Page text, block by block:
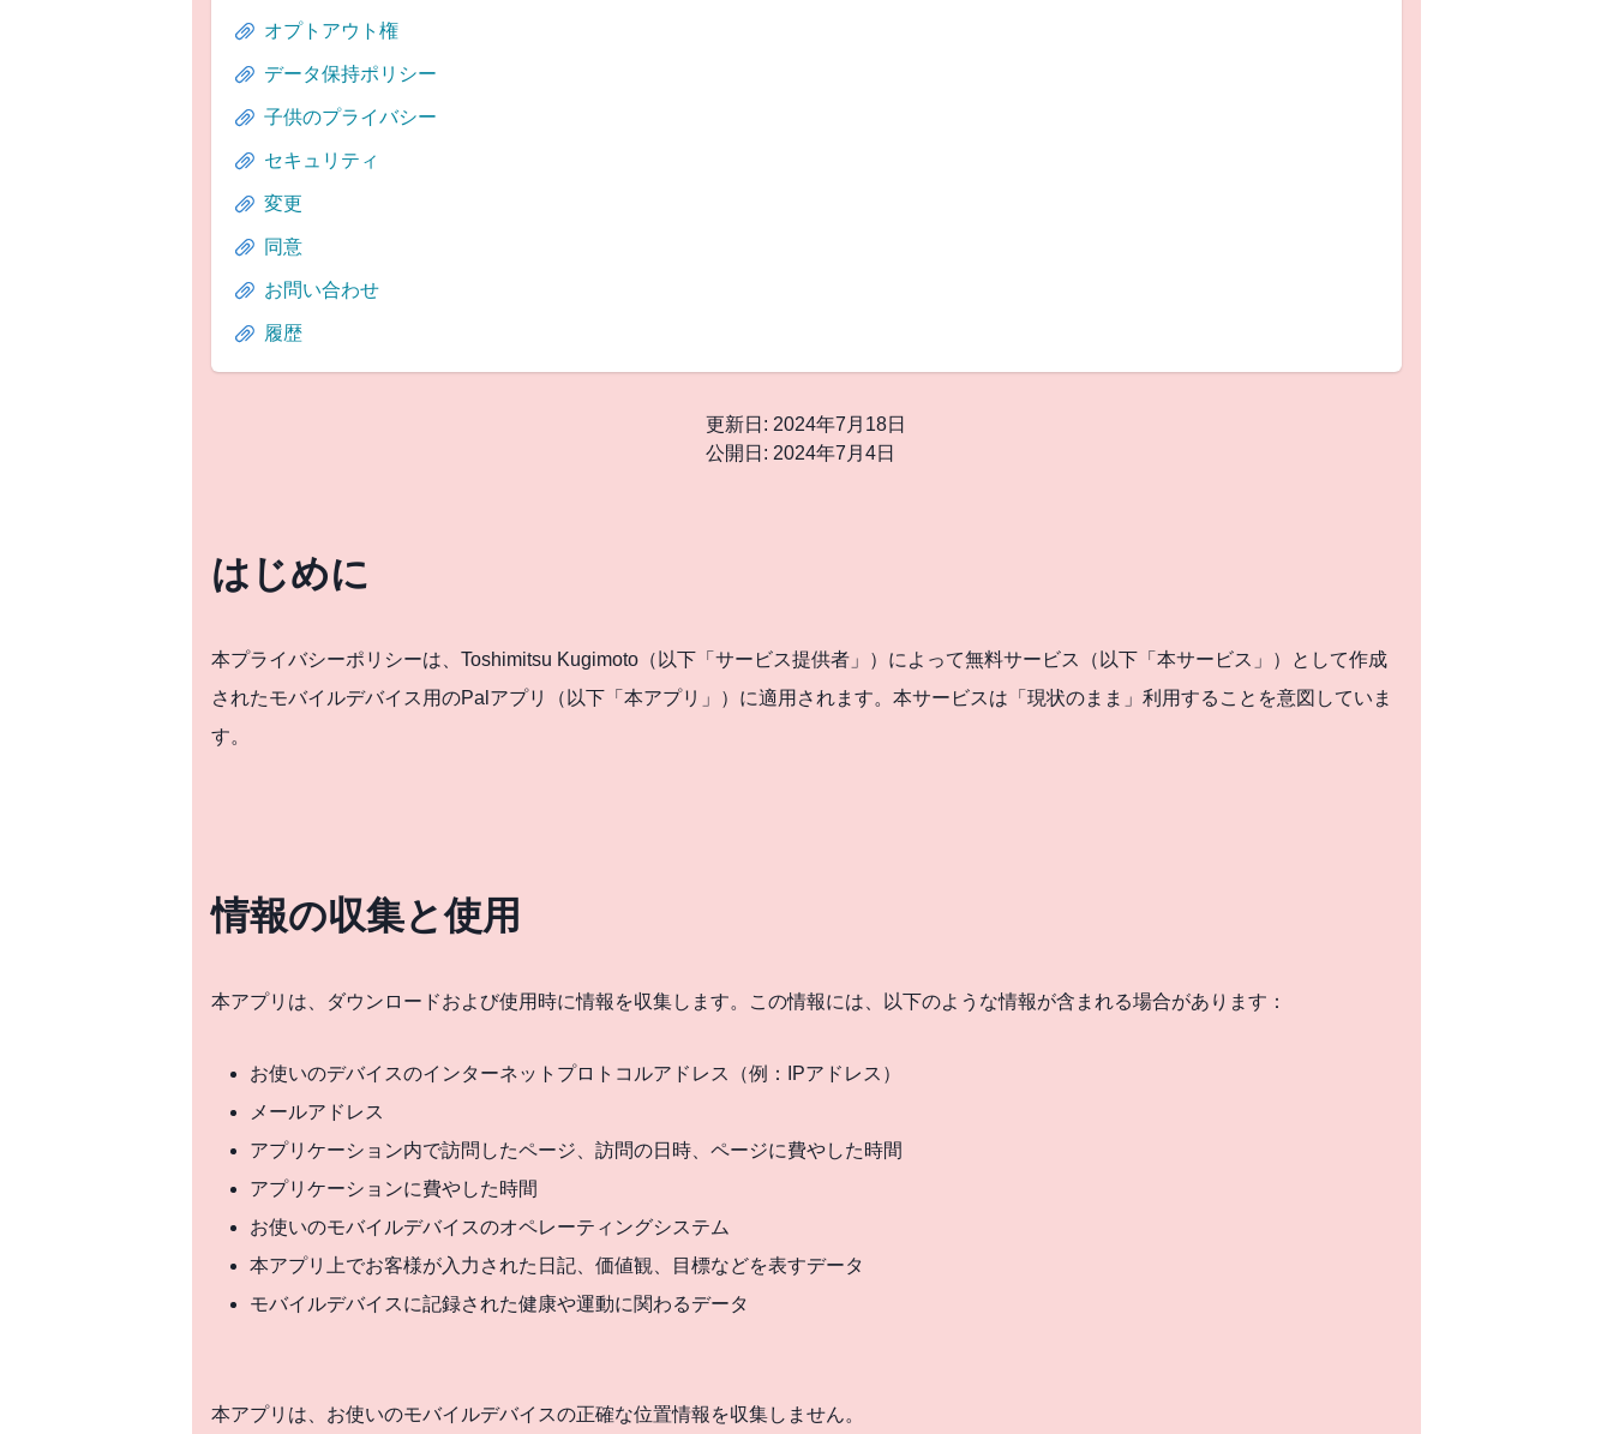
オプトアウト権
データ保持ポリシー
子供のプライバシー
セキュリティ
変更
同意
お問い合わせ
履歴
更新日 : 2024年7月18日
公開日 : 2024年7月4日
はじめに
本プライバシーポリシーは、Toshimitsu Kugimoto（以下「サービス提供者」）によって無料サービス（以下「本サービス」）として作成
されたモバイルデバイス用のPalアプリ（以下「本アプリ」）に適用されます。本サービスは「現状のまま」利用することを意図していま
す。
情報の収集と使用
本アプリは、ダウンロードおよび使用時に情報を収集します。この情報には、以下のような情報が含まれる場合があります：
お使いのデバイスのインターネットプロトコルアドレス（例：IPアドレス）
メールアドレス
アプリケーション内で訪問したページ、訪問の日時、ページに費やした時間
アプリケーションに費やした時間
お使いのモバイルデバイスのオペレーティングシステム
本アプリ上でお客様が入力された日記、価値観、目標などを表すデータ
モバイルデバイスに記録された健康や運動に関わるデータ
本アプリは、お使いのモバイルデバイスの正確な位置情報を収集しません。